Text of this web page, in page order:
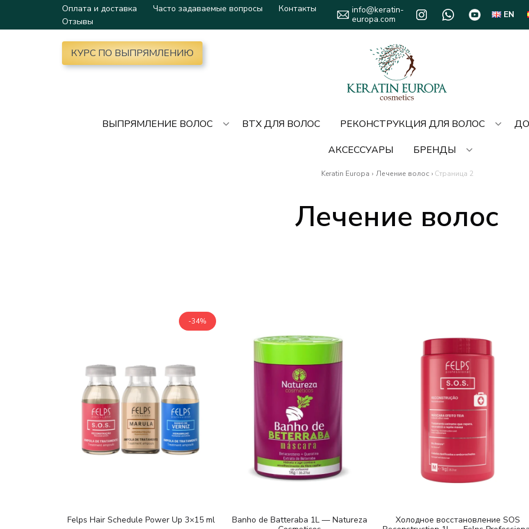
Оплата и доставка Часто задаваемые вопросы
Контакты
Отзывы
info@keratin-
europa.com
EN
КУРС ПО ВЫПРЯМЛЕНИЮ
ВЫПРЯМЛЕНИЕ ВОЛОС BTX ДЛЯ ВОЛОС РЕКОНСТРУКЦИЯ ДЛЯ ВОЛОС
АКСЕССУАРЫ
БРЕНДЫ
Keratin Europa › Лечение волос › Страница 2
Лечение волос
-34%
Felps Hair Schedule Power Up 3×15 ml
Banho de Batteraba 1L — Natureza
Холодное восстановление SOS